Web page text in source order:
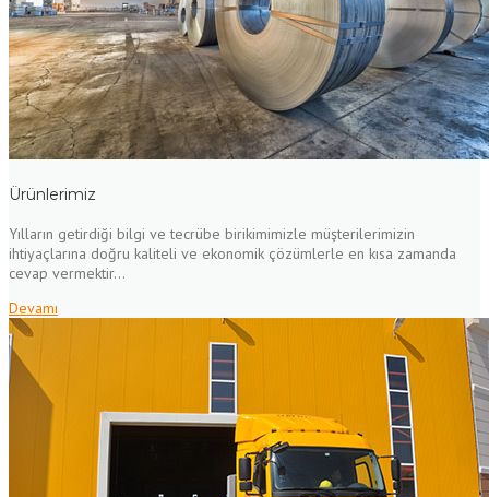
Ürünlerimiz
Yılların getirdiği bilgi ve tecrübe birikimimizle müşterilerimizin
ihtiyaçlarına doğru kaliteli ve ekonomik çözümlerle en kısa zamanda
cevap vermektir...
Devamı